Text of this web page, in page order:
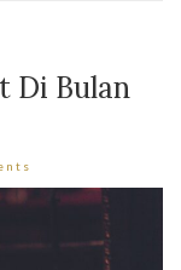
Di Bulan